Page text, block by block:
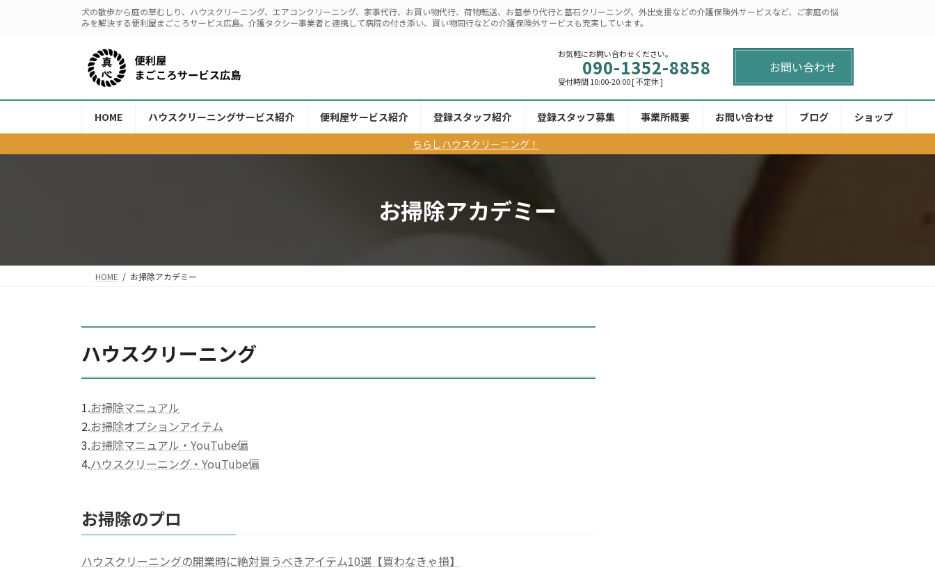
プ
動
犬の散歩から庭の草むしり、ハウスクリーニング、エアコンクリーニング、家事代行、お買い物代行、荷物転送、お墓参り代行と墓石クリーニング、外出支援などの介護保険外サービスなど、ご家庭の悩
みを解決する便利屋まごころサービス広島。介護タクシー事業者と連携して病院の付き添い、買い物同行などの介護保険外サービスも充実しています。
お気軽にお問い合わせください。
090-1352-8858
受付時間 10:00-20:00 [ 不定休 ]
お問い合わせ
HOME ハウスクリーニングサービス紹介 便利屋サービス紹介 登録スタッフ紹介 登録スタッフ募集 事業所概要 お問い合わせ ブログ
ショップ
ちらしハウスクリーニング！
お掃除アカデミー
HOME お掃除アカデミー
ハウスクリーニング
1.お掃除マニュアル
2.お掃除オプションアイテム
3.お掃除マニュアル・YouTube偏
4.ハウスクリーニング・YouTube偏
お掃除のプロ
ハウスクリーニングの開業時に絶対買うべきアイテム10選【買わなきゃ損】